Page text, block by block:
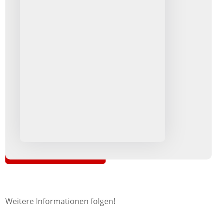
Weitere Informationen folgen!